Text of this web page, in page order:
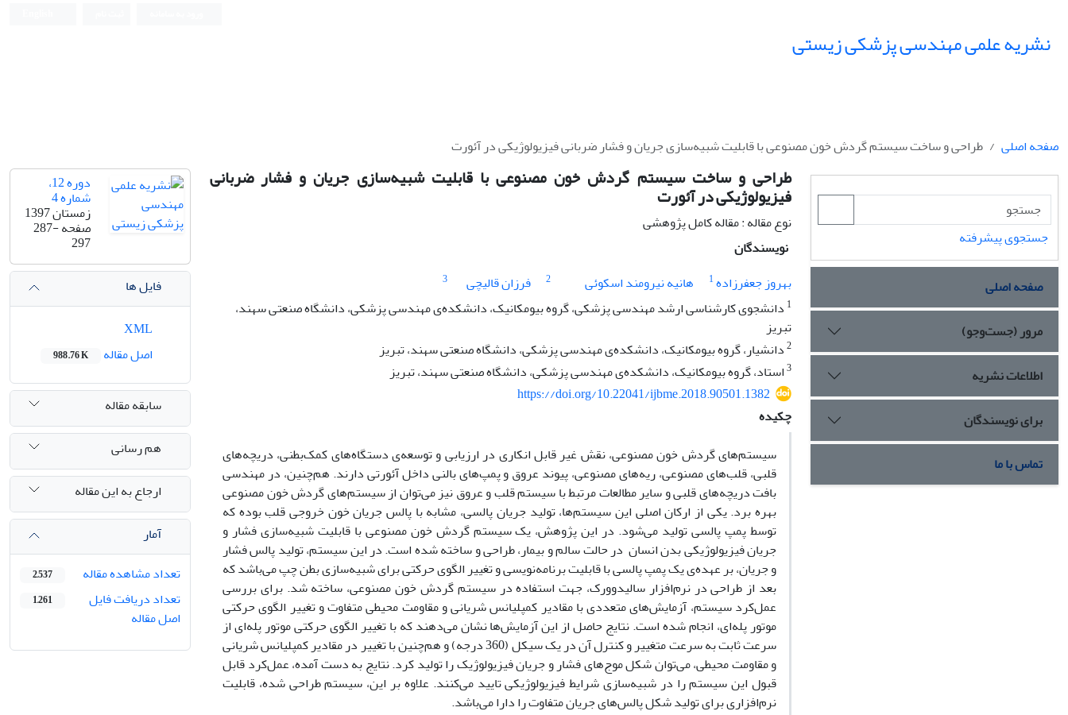
نشریه علمی مهندسی پزشکی زیستی
صفحه اصلی طراحی و ساخت سیستم گردش خون مصنوعی با قابلیت شبیه‌سازی جریان و فشار ضربانی فیزیولوژیکی در آئورت
طراحی و ساخت سیستم گردش خون مصنوعی با قابلیت شبیه‌سازی جریان و فشار ضربانی
فیزیولوژیکی در آئورت
نوع مقاله : مقاله کامل پژوهشی
نویسندگان
بهروز جعفرزاده1 هانیه نیرومند اسکوئی 2 فرزان قالیچی
3
1 دانشجوی کارشناسی ارشد مهندسی پزشکی، گروه بیومکانیک، دانشکده‌ی مهندسی پزشکی، دانشگاه صنعتی سهند،
تبریز
2دانشیار، گروه بیومکانیک، دانشکده‌ی مهندسی پزشکی، دانشگاه صنعتی سهند، تبریز
3استاد، گروه بیومکانیک، دانشکده‌ی مهندسی پزشکی، دانشگاه صنعتی سهند، تبریز
https://doi.org/10.22041/ijbme.2018.90501.1382
چکیده
سیستم‌های گردش خون مصنوعی، نقش غیر قابل انکاری در ارزیابی و توسعه‌ی دستگاه‌های کمک‌بطنی، دریچه‌های
قلبی، قلب‌‌های مصنوعی، ریه‌های مصنوعی،‌ پیوند عروق و پمپ‌های بالنی داخل آئورتی دارند. هم‌چنین، در مهندسی
بافت دریچه‌های قلبی و سایر مطالعات مرتبط با سیستم قلب و عروق نیز می‌توان از سیستم‌های گردش خون مصنوعی
بهره برد. یکی از ارکان اصلی این سیستم‌ها، تولید جریان پالسی، مشابه با پالس جریان خون خروجی قلب بوده که
توسط پمپ پالسی تولید می‌شود. در این پژوهش، یک سیستم گردش خون مصنوعی با قابلیت شبیه‌سازی فشار و
جریان فیزیولوژیکی بدن انسان در حالت سالم و بیمار، طراحی و ساخته شده است. در این سیستم، تولید پالس فشار
و جریان، بر عهده‌ی یک پمپ پالسی با قابلیت برنامه‌نویسی و تغییر الگوی حرکتی برای شبیه‌سازی بطن چپ می‌باشد که
بعد از طراحی در نرم‌افزار سالیدوورک، جهت استفاده در سیستم گردش خون مصنوعی، ساخته شد. برای بررسی
عمل‌کرد سیستم، آزمایش‌های متعددی با مقادیر کمپلیانس شریانی و مقاومت محیطی متفاوت و تغییر الگوی حرکتی
موتور پله‌ای، انجام شده است. نتایج حاصل از این آزمایش‌ها نشان می‌دهند که با تغییر الگوی حرکتی موتور پله‌ای از
سرعت ثابت به سرعت متغییر و کنترل آن در یک سیکل (360 درجه) و هم‌چنین با تغییر در مقادیر کمپلیانس شریانی
و مقاومت محیطی، می‌توان شکل موج‌های فشار و جریان فیزیولوژیک را تولید کرد. نتایج به دست آمده، عمل‌کرد قابل
قبول این سیستم را در شبیه‌سازی شرایط فیزیولوژیکی تایید می‌کنند. علاوه بر این، سیستم طراحی شده، قابلیت
نرم‌افزاری برای تولید شکل پالس‌های جریان متفاوت را دارا می‌باشد.
دوره 12،
شماره 4
زمستان 1397
صفحه287-
297
فایل ها
اصل مقاله
988.76 K
سابقه مقاله
هم رسانی
ارجاع به این مقاله
آمار
تعداد مشاهده مقاله
2,537
تعداد دریافت فایل
اصل مقاله
1,261
جستجوی پیشرفته
صفحه اصلی
مرور (جست‌وجو)
اطلاعات نشریه
برای نویسندگان
تماس با ما